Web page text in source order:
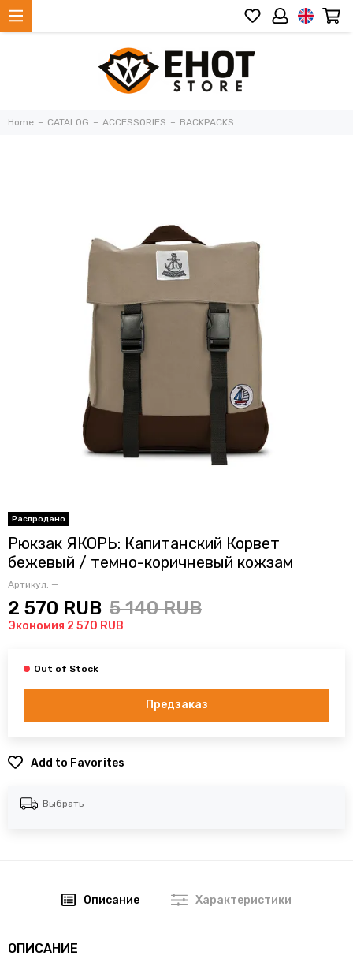
Home CATALOG ACCESSORIES BACKPACKS
Рюкзак ЯКОРЬ: Капитанский Корвет
бежевый / темно-коричневый кожзам
Артикул: —
2 570 RUB 5 140 RUB
Экономия 2 570 RUB
Предзаказ
Add to Favorites
Выбрать
Описание Характеристики
ОПИСАНИЕ